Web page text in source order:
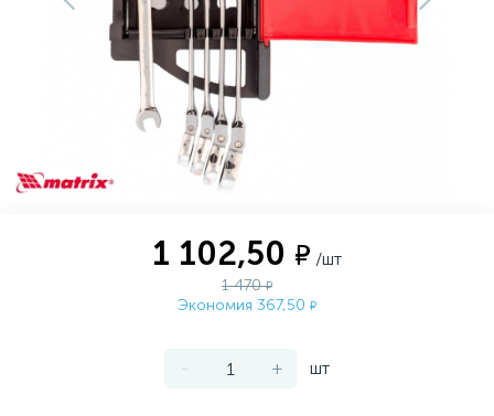
1 102,50 ₽ /шт
1 470₽
Экономия 367,50 ₽
- + шт